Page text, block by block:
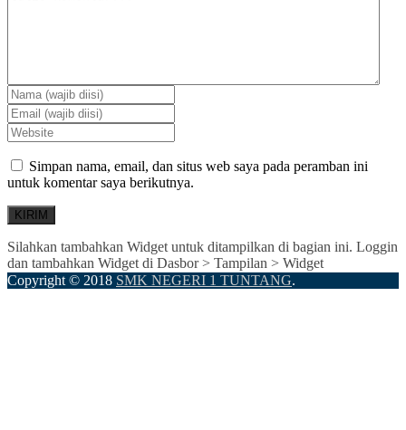
Simpan nama, email, dan situs web saya pada peramban ini
untuk komentar saya berikutnya.
Silahkan tambahkan Widget untuk ditampilkan di bagian ini. Loggin
dan tambahkan Widget di Dasbor > Tampilan > Widget
Copyright © 2018 SMK NEGERI 1 TUNTANG.